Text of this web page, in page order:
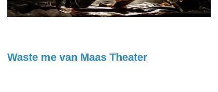
Waste me van Maas Theater